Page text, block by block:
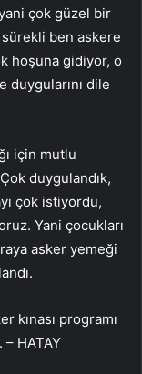
çok güzel bir
ben askere
hoşuna gidiyor, o
duygularını dile
için mutlu
duygulandık,
çok istiyordu,
Yani çocukları
asker yemeği
kınası programı
HATAY